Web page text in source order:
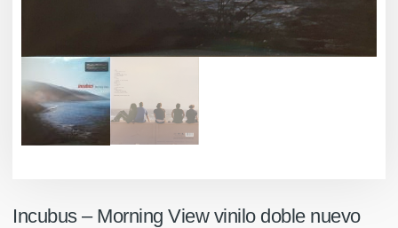
Incubus ‎– Morning View vinilo doble nuevo